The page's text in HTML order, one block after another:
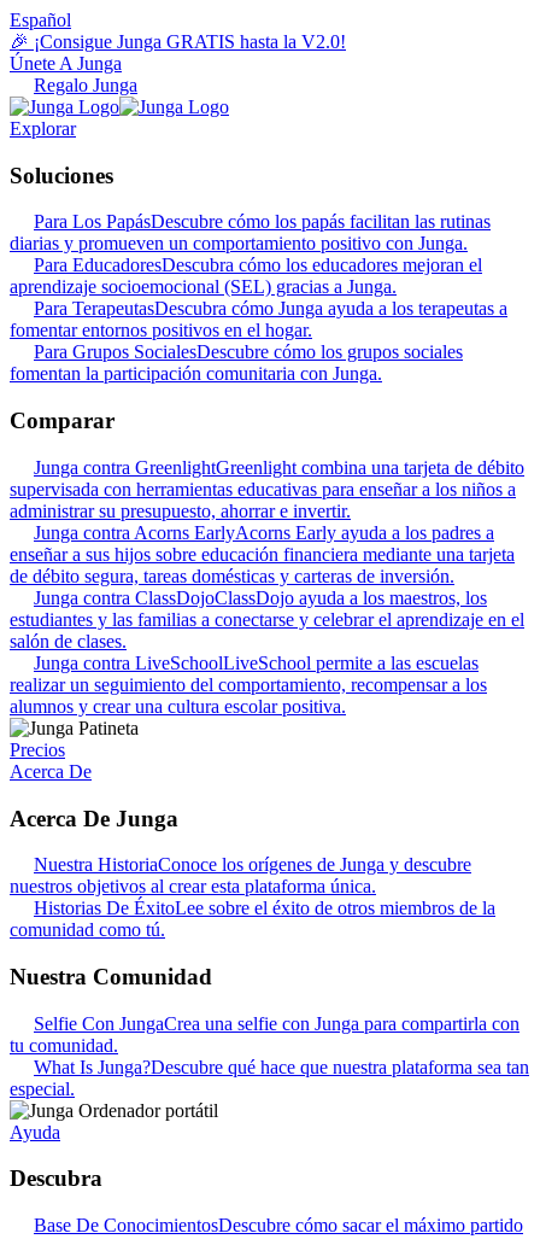
Español
🎉 ¡Consigue Junga GRATIS hasta la V2.0!
Únete A Junga
Regalo Junga
Explorar
Soluciones
Para Los PapásDescubre cómo los papás facilitan las rutinas
diarias y promueven un comportamiento positivo con Junga.
Para EducadoresDescubra cómo los educadores mejoran el
aprendizaje socioemocional (SEL) gracias a Junga.
Para TerapeutasDescubra cómo Junga ayuda a los terapeutas a
fomentar entornos positivos en el hogar.
Para Grupos SocialesDescubre cómo los grupos sociales
fomentan la participación comunitaria con Junga.
Comparar
Junga contra GreenlightGreenlight combina una tarjeta de débito
supervisada con herramientas educativas para enseñar a los niños a
administrar su presupuesto, ahorrar e invertir.
Junga contra Acorns EarlyAcorns Early ayuda a los padres a
enseñar a sus hijos sobre educación financiera mediante una tarjeta
de débito segura, tareas domésticas y carteras de inversión.
Junga contra ClassDojoClassDojo ayuda a los maestros, los
estudiantes y las familias a conectarse y celebrar el aprendizaje en el
salón de clases.
Junga contra LiveSchoolLiveSchool permite a las escuelas
realizar un seguimiento del comportamiento, recompensar a los
alumnos y crear una cultura escolar positiva.
Precios
Acerca De
Acerca De Junga
Nuestra HistoriaConoce los orígenes de Junga y descubre
nuestros objetivos al crear esta plataforma única.
Historias De ÉxitoLee sobre el éxito de otros miembros de la
comunidad como tú.
Nuestra Comunidad
Selfie Con JungaCrea una selfie con Junga para compartirla con
tu comunidad.
What Is Junga?Descubre qué hace que nuestra plataforma sea tan
especial.
Ayuda
Descubra
Base De ConocimientosDescubre cómo sacar el máximo partido